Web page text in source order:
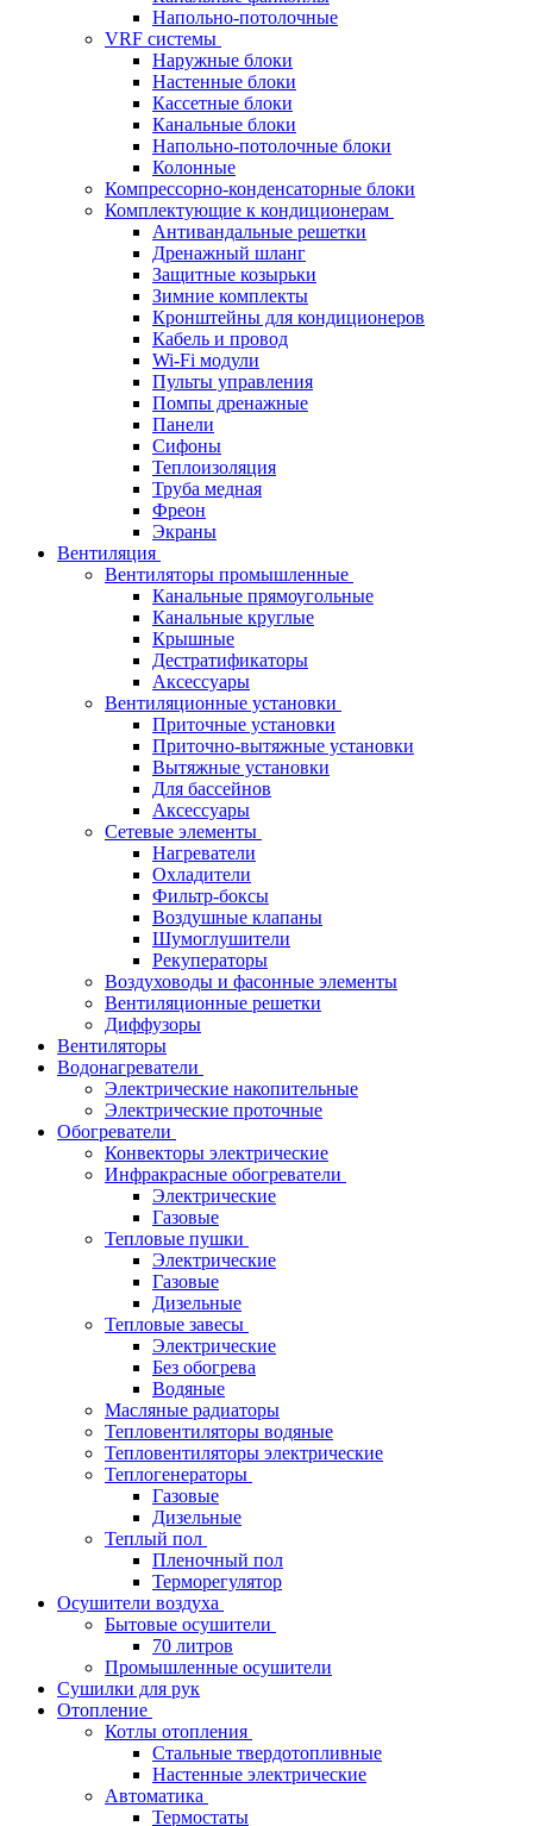
Напольно-потолочные
VRF системы
Наружные блоки
Настенные блоки
Кассетные блоки
Канальные блоки
Напольно-потолочные блоки
Колонные
Компрессорно-конденсаторные блоки
Комплектующие к кондиционерам
Антивандальные решетки
Дренажный шланг
Защитные козырьки
Зимние комплекты
Кронштейны для кондиционеров
Кабель и провод
Wi-Fi модули
Пульты управления
Помпы дренажные
Панели
Сифоны
Теплоизоляция
Труба медная
Фреон
Экраны
Вентиляция
Вентиляторы промышленные
Канальные прямоугольные
Канальные круглые
Крышные
Дестратификаторы
Аксессуары
Вентиляционные установки
Приточные установки
Приточно-вытяжные установки
Вытяжные установки
Для бассейнов
Аксессуары
Сетевые элементы
Нагреватели
Охладители
Фильтр-боксы
Воздушные клапаны
Шумоглушители
Рекуператоры
Воздуховоды и фасонные элементы
Вентиляционные решетки
Диффузоры
Вентиляторы
Водонагреватели
Электрические накопительные
Электрические проточные
Обогреватели
Конвекторы электрические
Инфракрасные обогреватели
Электрические
Газовые
Тепловые пушки
Электрические
Газовые
Дизельные
Тепловые завесы
Электрические
Без обогрева
Водяные
Масляные радиаторы
Тепловентиляторы водяные
Тепловентиляторы электрические
Теплогенераторы
Газовые
Дизельные
Теплый пол
Пленочный пол
Терморегулятор
Осушители воздуха
Бытовые осушители
70 литров
Промышленные осушители
Сушилки для рук
Отопление
Котлы отопления
Стальные твердотопливные
Настенные электрические
Автоматика
Термостаты